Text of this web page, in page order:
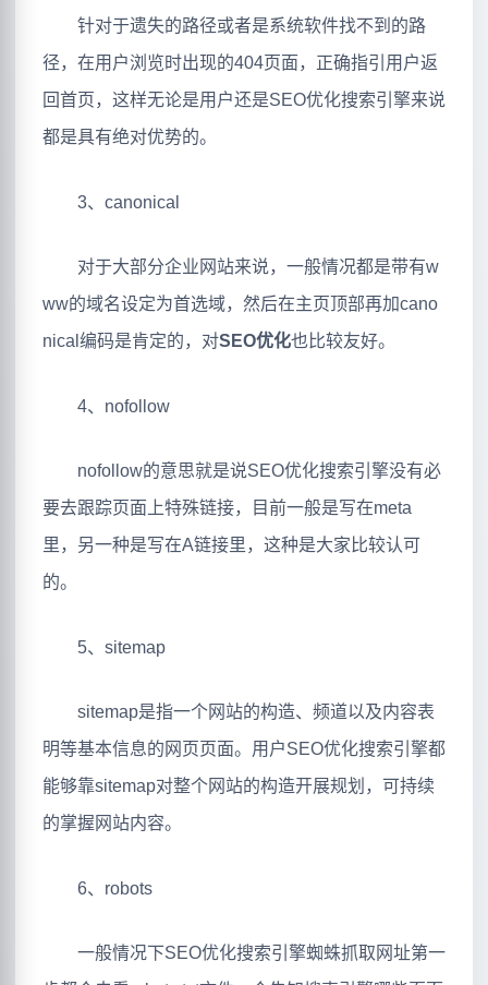
针对于遗失的路径或者是系统软件找不到的路
径，在用户浏览时出现的404页面，正确指引用户返
回首页，这样无论是用户还是SEO优化搜索引擎来说
都是具有绝对优势的。
3、canonical
对于大部分企业网站来说，一般情况都是带有w
ww的域名设定为首选域，然后在主页顶部再加cano
nical编码是肯定的，对SEO优化也比较友好。
4、nofollow
nofollow的意思就是说SEO优化搜索引擎没有必
要去跟踪页面上特殊链接，目前一般是写在meta
里，另一种是写在A链接里，这种是大家比较认可
的。
5、sitemap
sitemap是指一个网站的构造、频道以及内容表
明等基本信息的网页页面。用户SEO优化搜索引擎都
能够靠sitemap对整个网站的构造开展规划，可持续
的掌握网站内容。
6、robots
一般情况下SEO优化搜索引擎蜘蛛抓取网址第一